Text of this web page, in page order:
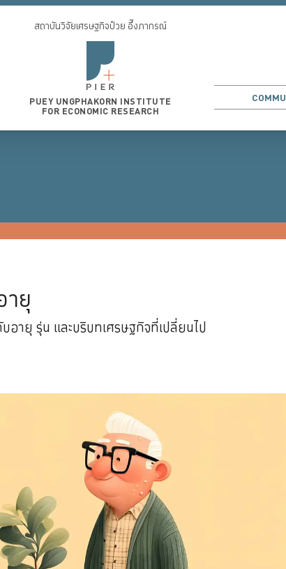
สถาบันวิจัยเศรษฐกิจป๋วย อึ๊งภากรณ์
PUEY UNGPHAKORN INSTITUTE
FOR ECONOMIC RESEARCH
ยุ
อายุ รุ่น และบริบทเศรษฐกิจที่เปลี่ยนไป